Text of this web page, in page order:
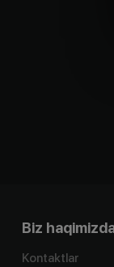
Biz
Kontaktlar